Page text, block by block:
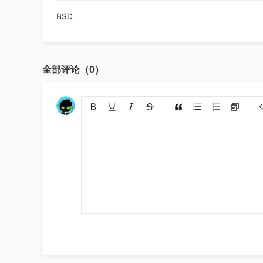
BSD
全部评论（0）
添加链接
上传图片